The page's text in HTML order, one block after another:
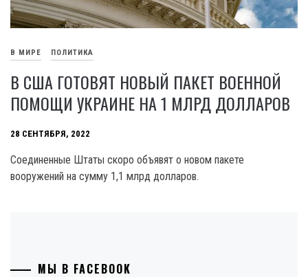
В МИРЕ ПОЛИТИКА
В США ГОТОВЯТ НОВЫЙ ПАКЕТ ВОЕННОЙ
ПОМОЩИ УКРАИНЕ НА 1 МЛРД ДОЛЛАРОВ
28 СЕНТЯБРЯ, 2022
Соединенные Штаты скоро объявят о новом пакете
вооружений на сумму 1,1 млрд долларов.
МЫ В FACEBOOK